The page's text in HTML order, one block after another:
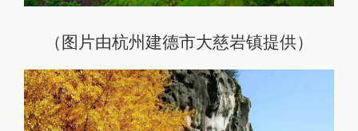
（图片由杭州建德市大慈岩镇提供）